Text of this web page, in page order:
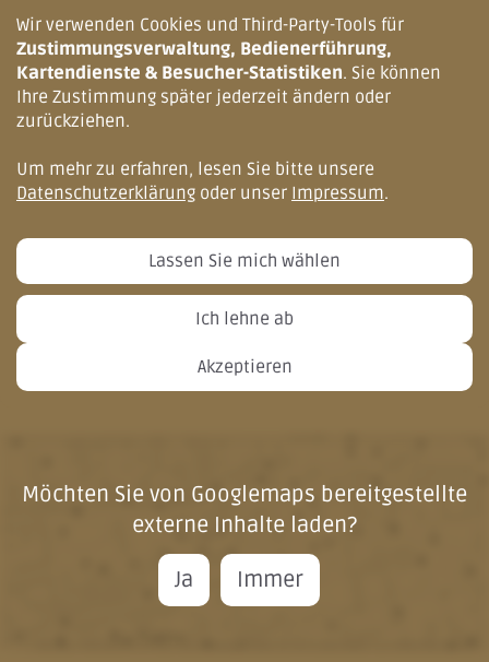
Webdesign
Ihre TYPO3-Agentur
Werbeagentur ideenwert
ideenwert.de
Möchten Sie von Googlemaps bereitgestellte
externe Inhalte laden?
Ja Immer
Wir verwenden Cookies und Third-Party-Tools für
Zustimmungsverwaltung, Bedienerführung,
Kartendienste & Besucher-Statistiken. Sie können
Ihre Zustimmung später jederzeit ändern oder
zurückziehen.
Um mehr zu erfahren, lesen Sie bitte unsere
Datenschutzerklärung oder unser Impressum.
Lassen Sie mich wählen
Ich lehne ab
Akzeptieren